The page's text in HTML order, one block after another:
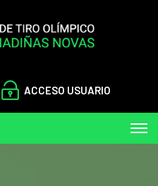
ACCESO USUARIO